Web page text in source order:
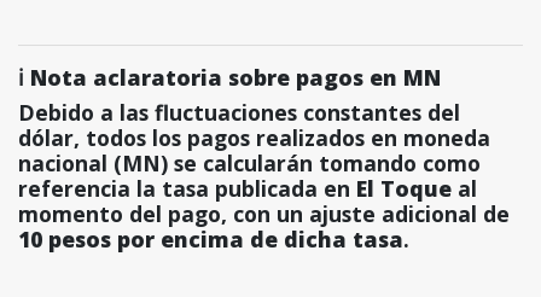
ℹ️ Nota aclaratoria sobre pagos en MN
Debido a las fluctuaciones constantes del
dólar, todos los pagos realizados en moneda
nacional (MN) se calcularán tomando como
referencia la tasa publicada en El Toque al
momento del pago, con un ajuste adicional de
10 pesos por encima de dicha tasa.